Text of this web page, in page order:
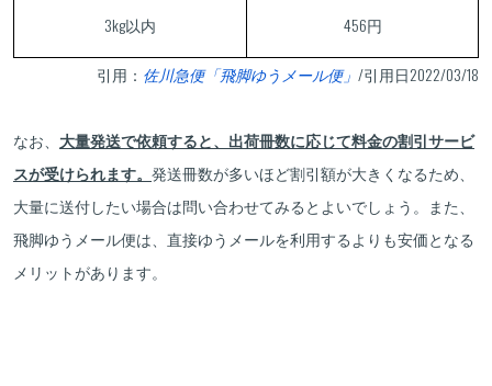
3kg以内 456円
引用： 佐川急便「飛脚ゆうメール便」 /引用日2022/03/18
なお、 大量発送で依頼すると、出荷冊数に応じて料金の割引サービ
スが受けられます。 発送冊数が多いほど割引額が大きくなるため、
大量に送付したい場合は問い合わせてみるとよいでしょう。また、
飛脚ゆうメール便は、直接ゆうメールを利用するよりも安価となる
メリットがあります。